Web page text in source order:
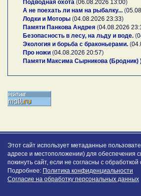
Подводная охота (06.08.2026 13:00)
А не поехать ли нам на рыбалку... (
Лодки и Моторы (04.08.2026 23:33)
Памяти Панкова Андрея (04.08.2026
Безопасность в лесу, на льду и воде. (
Экология и борьба с браконьерами. (
Про ножи (04.08.2026 20:57)
Памяти Максима Сырникова (Бродник)
Этот сайт использует метаданные
адресе и местоположении) для обеспечения
покинуть сайт, если не согласны с
Подробнее: Политика конфиденциальности
Согласие на обработку персональных данных